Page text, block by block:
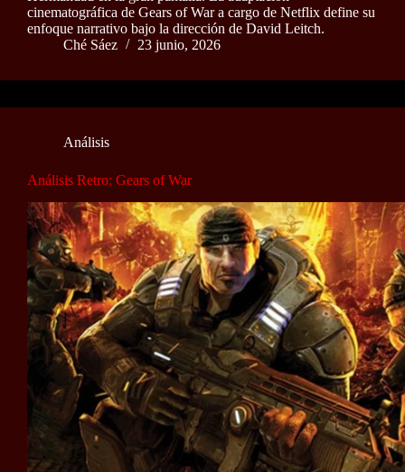
cinematográfica de Gears of War a cargo de Netflix define su
enfoque narrativo bajo la dirección de David Leitch.
Ché Sáez
23 junio, 2026
Análisis
Análisis Retro: Gears of War